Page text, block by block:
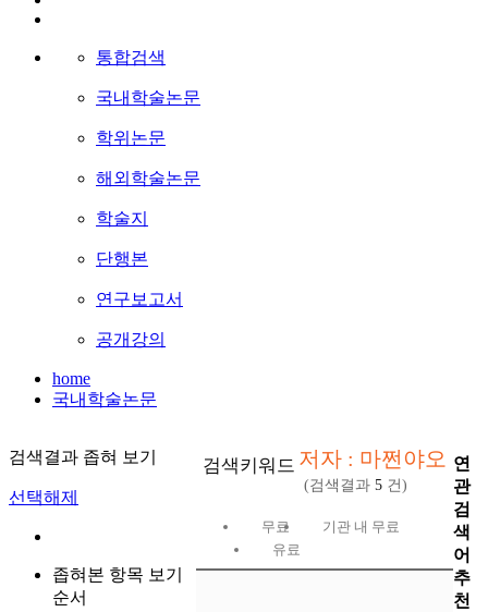
통합검색
국내학술논문
학위논문
해외학술논문
학술지
단행본
연구보고서
공개강의
home
국내학술논문
검색결과 좁혀 보기
선택해제
좁혀본 항목 보기
순서
검색키워드 저자 : 마쩐야오
(검색결과 5 건)
무료
기관 내 무료
유료
연
관
검
색
어
추
천